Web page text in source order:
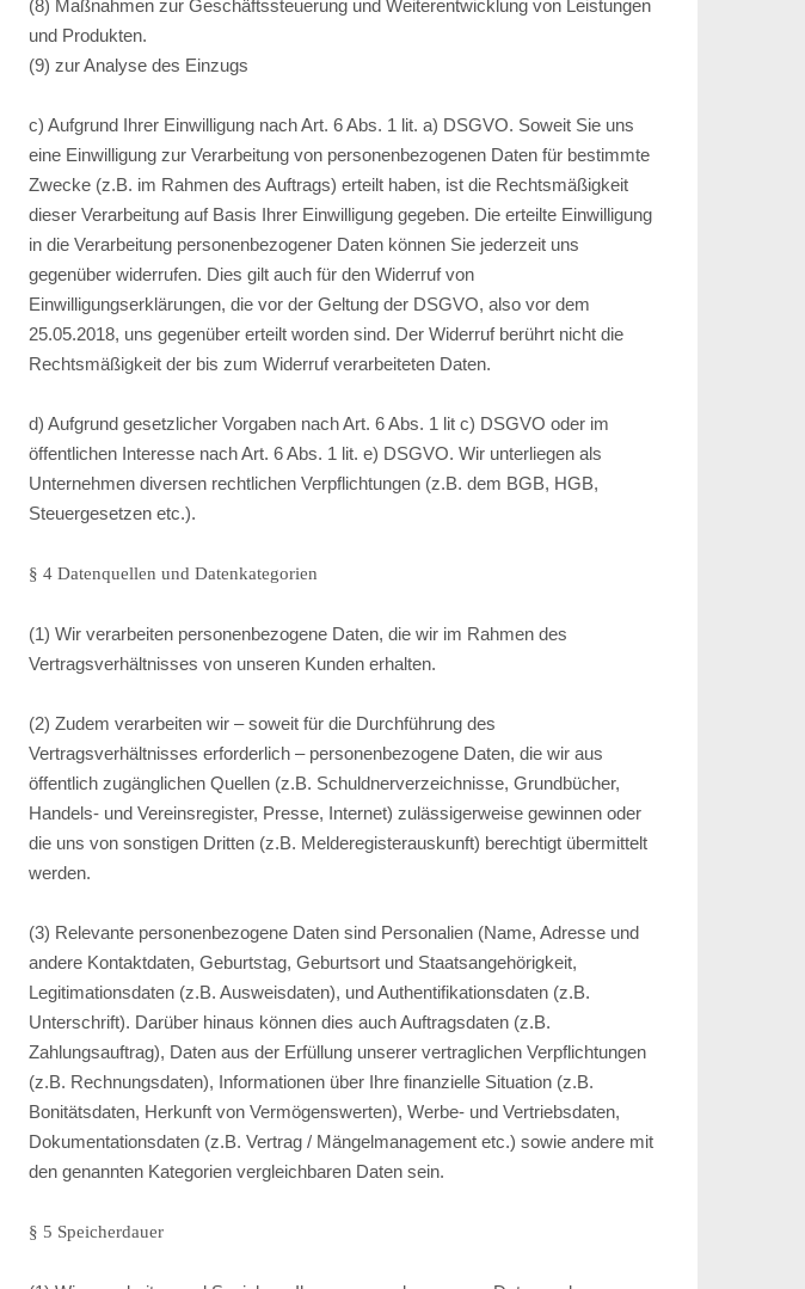
(8) Maßnahmen zur Geschäftssteuerung und Weiterentwicklung von Leistungen
und Produkten.
(9) zur Analyse des Einzugs
c) Aufgrund Ihrer Einwilligung nach Art. 6 Abs. 1 lit. a) DSGVO. Soweit Sie uns
eine Einwilligung zur Verarbeitung von personenbezogenen Daten für bestimmte
Zwecke (z.B. im Rahmen des Auftrags) erteilt haben, ist die Rechtsmäßigkeit
dieser Verarbeitung auf Basis Ihrer Einwilligung gegeben. Die erteilte Einwilligung
in die Verarbeitung personenbezogener Daten können Sie jederzeit uns
gegenüber widerrufen. Dies gilt auch für den Widerruf von
Einwilligungserklärungen, die vor der Geltung der DSGVO, also vor dem
25.05.2018, uns gegenüber erteilt worden sind. Der Widerruf berührt nicht die
Rechtsmäßigkeit der bis zum Widerruf verarbeiteten Daten.
d) Aufgrund gesetzlicher Vorgaben nach Art. 6 Abs. 1 lit c) DSGVO oder im
öffentlichen Interesse nach Art. 6 Abs. 1 lit. e) DSGVO. Wir unterliegen als
Unternehmen diversen rechtlichen Verpflichtungen (z.B. dem BGB, HGB,
Steuergesetzen etc.).
§ 4 Datenquellen und Datenkategorien
(1) Wir verarbeiten personenbezogene Daten, die wir im Rahmen des
Vertragsverhältnisses von unseren Kunden erhalten.
(2) Zudem verarbeiten wir – soweit für die Durchführung des
Vertragsverhältnisses erforderlich – personenbezogene Daten, die wir aus
öffentlich zugänglichen Quellen (z.B. Schuldnerverzeichnisse, Grundbücher,
Handels- und Vereinsregister, Presse, Internet) zulässigerweise gewinnen oder
die uns von sonstigen Dritten (z.B. Melderegisterauskunft) berechtigt übermittelt
werden.
(3) Relevante personenbezogene Daten sind Personalien (Name, Adresse und
andere Kontaktdaten, Geburtstag, Geburtsort und Staatsangehörigkeit,
Legitimationsdaten (z.B. Ausweisdaten), und Authentifikationsdaten (z.B.
Unterschrift). Darüber hinaus können dies auch Auftragsdaten (z.B.
Zahlungsauftrag), Daten aus der Erfüllung unserer vertraglichen Verpflichtungen
(z.B. Rechnungsdaten), Informationen über Ihre finanzielle Situation (z.B.
Bonitätsdaten, Herkunft von Vermögenswerten), Werbe- und Vertriebsdaten,
Dokumentationsdaten (z.B. Vertrag / Mängelmanagement etc.) sowie andere mit
den genannten Kategorien vergleichbaren Daten sein.
§ 5 Speicherdauer